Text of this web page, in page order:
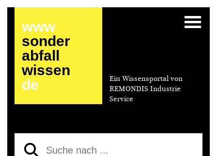
www
sonder
abfall
wissen
de
Ein Wissensportal von
REMONDIS Industrie
Service